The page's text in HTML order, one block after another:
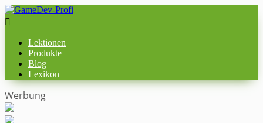

Lektionen
Produkte
Blog
Lexikon
Werbung